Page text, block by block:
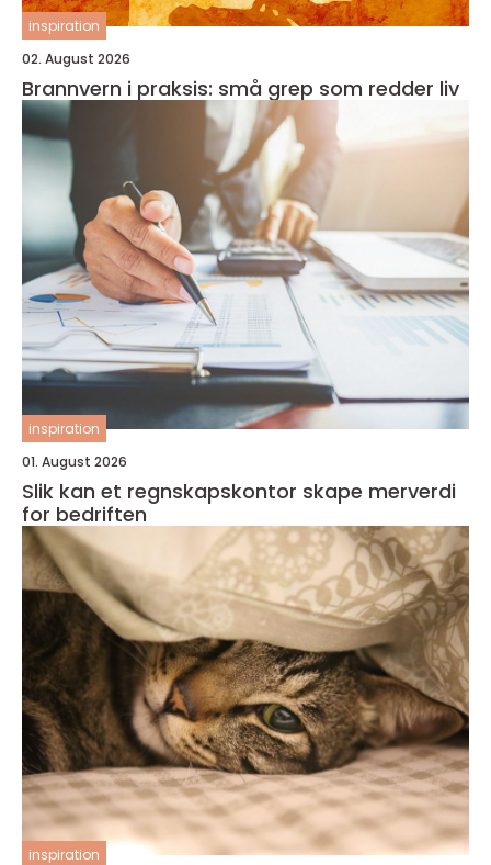
inspiration
02. August 2026
Brannvern i praksis: små grep som redder liv
inspiration
01. August 2026
Slik kan et regnskapskontor skape merverdi
for bedriften
inspiration